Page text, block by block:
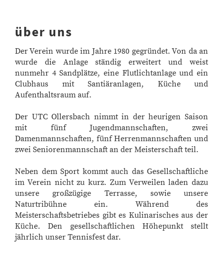
über uns
Der Verein wurde im Jahre 1980 gegründet. Von da an
wurde die Anlage ständig erweitert und weist
nunmehr 4 Sandplätze, eine Flutlichtanlage und ein
Clubhaus mit Santiäranlagen, Küche und
Aufenthaltsraum auf.
Der UTC Ollersbach nimmt in der heurigen Saison
mit fünf Jugendmannschaften, zwei
Damenmannschaften, fünf Herrenmannschaften und
zwei Seniorenmannschaft an der Meisterschaft teil.
Neben dem Sport kommt auch das Gesellschaftliche
im Verein nicht zu kurz. Zum Verweilen laden dazu
unsere großzügige Terrasse, sowie unsere
Naturtribühne ein. Während des
Meisterschaftsbetriebes gibt es Kulinarisches aus der
Küche. Den gesellschaftlichen Höhepunkt stellt
jährlich unser Tennisfest dar.